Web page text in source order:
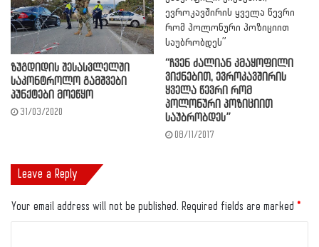
ზუგდიდის შესასვლელში
საკონტროლო გამშვები
პუნქტები მოეწყო
31/03/2020
“ჩვენ ძალიან კმაყოფილი
ვიქნებით, ევროკავშირის
ყველა წევრი რომ
პოლონური პოზიციით
საუბრობდეს”
08/11/2017
Leave a Reply
Your email address will not be published. Required fields are marked *